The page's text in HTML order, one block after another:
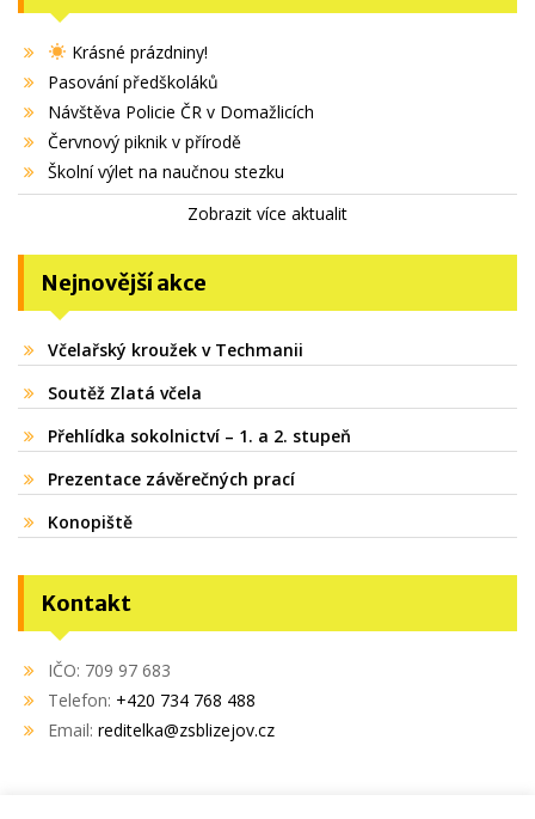
Krásné prázdniny!
Pasování předškoláků
Návštěva Policie ČR v Domažlicích
Červnový piknik v přírodě
Školní výlet na naučnou stezku
Zobrazit více aktualit
Nejnovější akce
Včelařský kroužek v Techmanii
Soutěž Zlatá včela
Přehlídka sokolnictví – 1. a 2. stupeň
Prezentace závěrečných prací
Konopiště
Kontakt
IČO: 709 97 683
Telefon: +420 734 768 488
Email: reditelka@zsblizejov.cz